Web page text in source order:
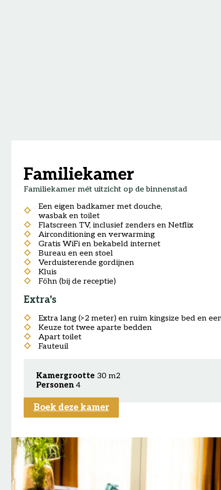
Familiekamer
Familiekamer mét uitzicht op de binnenstad
Een eigen badkamer met douche,
wasbak en toilet
Flatscreen TV, inclusief zenders en Netflix
Airconditioning en verwarming
Gratis WiFi en bekabeld internet
Bureau en een stoel
Verduisterende gordijnen
Kluis
Föhn (bij de receptie)
Extra's
Extra lang (>2 meter) en ruim kingsize bed en
Keuze tot twee aparte bedden
Apart toilet
Fauteuil
Kamergrootte 30 m2
Personen 4
Boek deze kamer